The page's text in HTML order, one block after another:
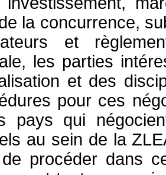
la concurrence,
et
les parties
et des
pour ces
pays qui
au sein de la
de procéder dans